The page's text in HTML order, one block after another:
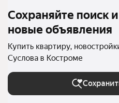
Сохраняйте поиск
новые объявления
Купить квартиру,
Суслова в Костроме